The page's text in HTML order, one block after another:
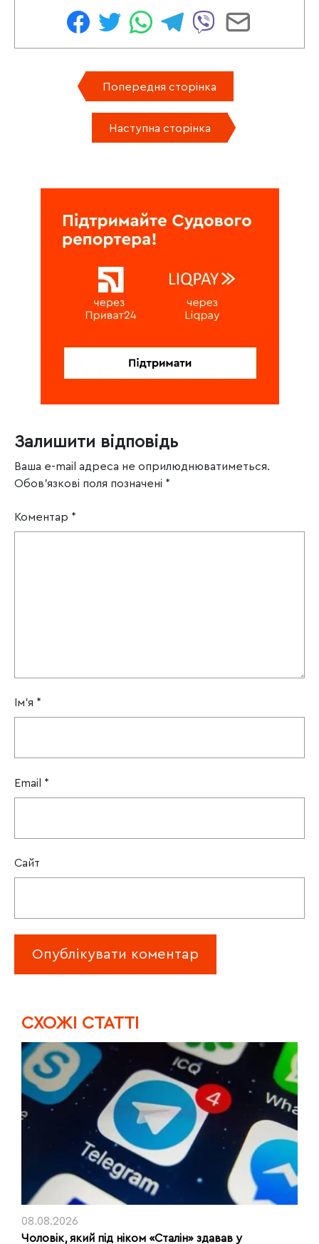
Попередня сторінка
Наступна сторінка
Залишити відповідь
Ваша e-mail адреса не оприлюднюватиметься.
Обов’язкові поля позначені *
Коментар *
Ім'я *
Email *
Сайт
CХОЖІ СТАТТІ
08.08.2026
Чоловік, який під ніком «Сталін» здавав у